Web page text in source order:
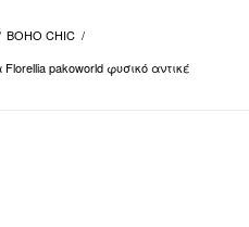
BOHO CHIC /
pakoworld φυσικό αντικέ